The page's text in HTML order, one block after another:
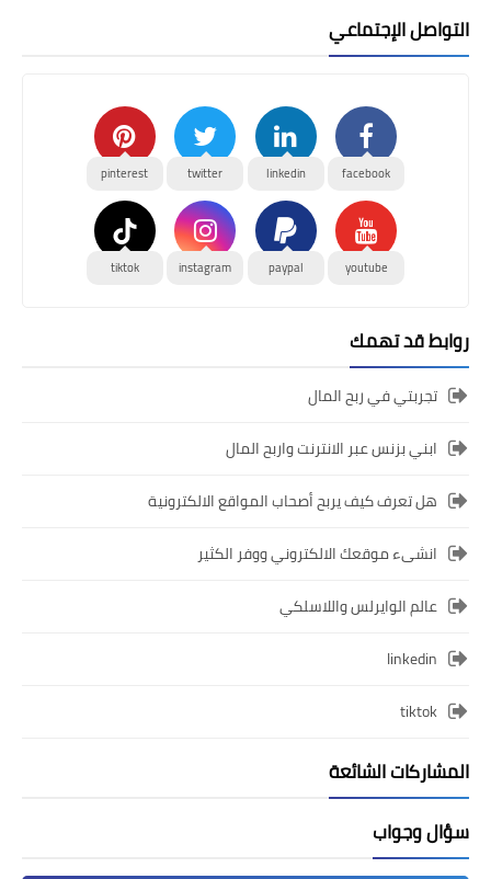
التواصل الإجتماعي
facebook
linkedin
twitter
pinterest
youtube
paypal
instagram
tiktok
روابط قد تهمك
تجربتي في ربح المال
ابني بزنس عبر الانترنت واربح المال
هل تعرف كيف يربح أصحاب المواقع الالكترونية
انشىء موقعك الالكتروني ووفر الكثير
عالم الوايرلس واللاسلكي
linkedin
tiktok
المشاركات الشائعة
سؤال وجواب